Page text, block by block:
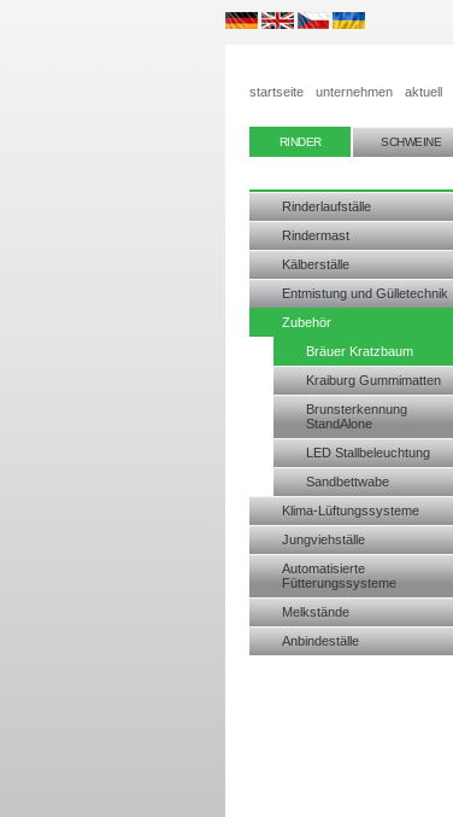
startseite unternehmen aktuell
RINDER SCHWEINE
Rinderlaufställe
Rindermast
Kälberställe
Entmistung und Gülletechnik
Zubehör
Bräuer Kratzbaum
Kraiburg Gummimatten
Brunsterkennung
StandAlone
LED Stallbeleuchtung
Sandbettwabe
Klima-Lüftungssysteme
Jungviehställe
Automatisierte
Fütterungssysteme
Melkstände
Anbindeställe